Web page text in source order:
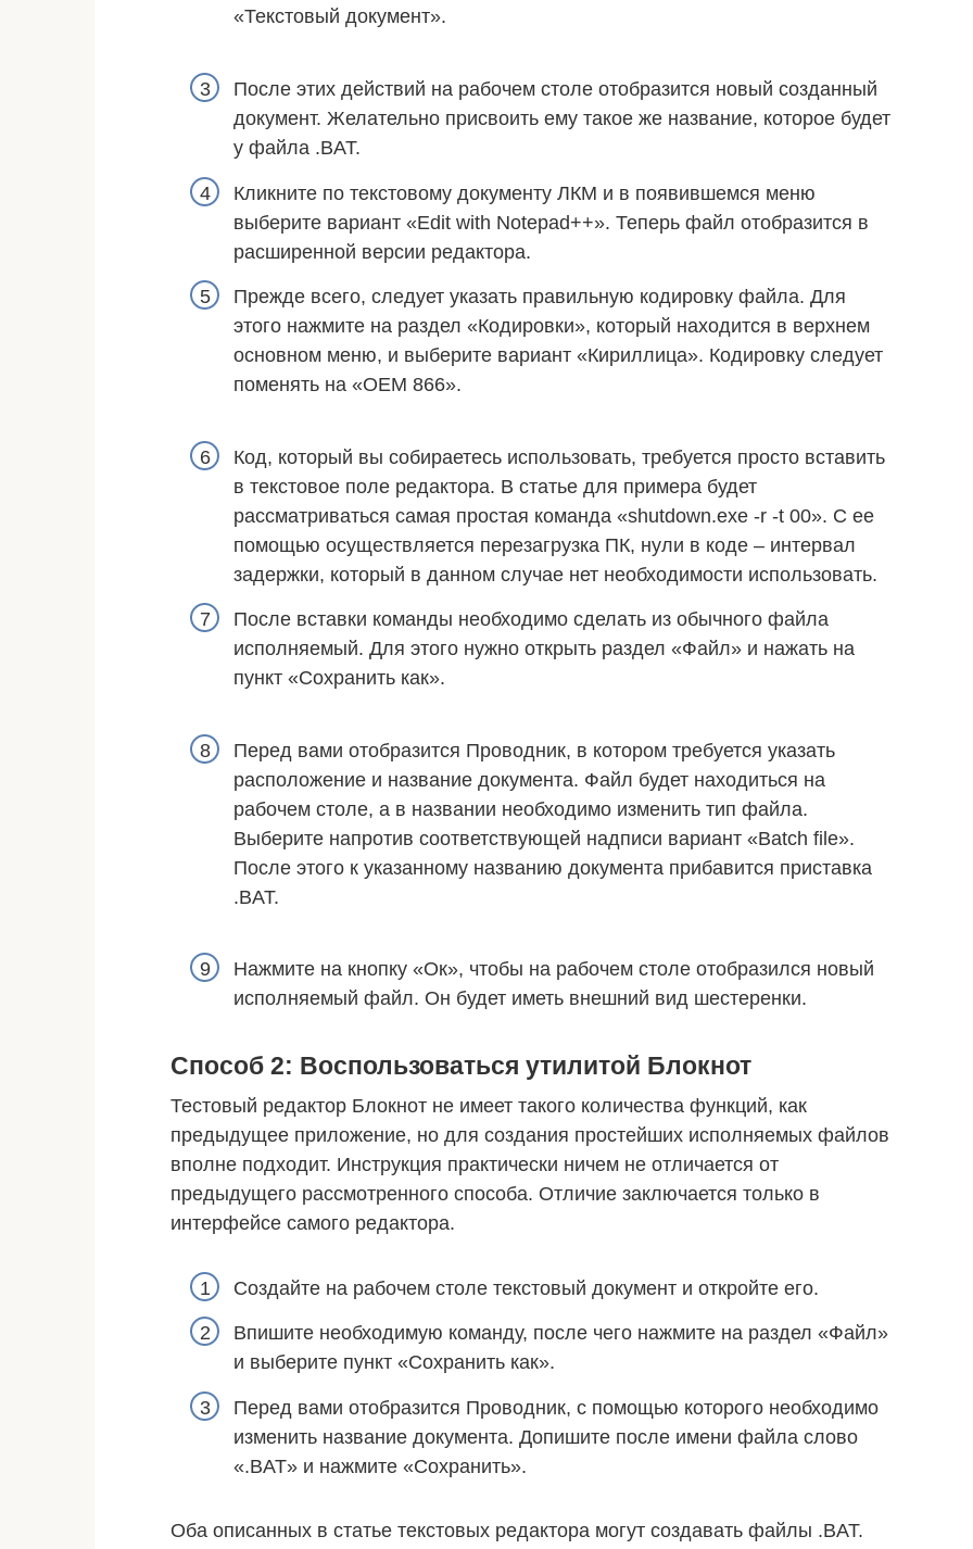
«Текстовый документ».
После этих действий на рабочем столе отобразится новый созданный
документ. Желательно присвоить ему такое же название, которое будет
у файла .BAT.
Кликните по текстовому документу ЛКМ и в появившемся меню
выберите вариант «Edit with Notepad++». Теперь файл отобразится в
расширенной версии редактора.
Прежде всего, следует указать правильную кодировку файла. Для
этого нажмите на раздел «Кодировки», который находится в верхнем
основном меню, и выберите вариант «Кириллица». Кодировку следует
поменять на «OEM 866».
Код, который вы собираетесь использовать, требуется просто вставить
в текстовое поле редактора. В статье для примера будет
рассматриваться самая простая команда «shutdown.exe -r -t 00». С ее
помощью осуществляется перезагрузка ПК, нули в коде – интервал
задержки, который в данном случае нет необходимости использовать.
После вставки команды необходимо сделать из обычного файла
исполняемый. Для этого нужно открыть раздел «Файл» и нажать на
пункт «Сохранить как».
Перед вами отобразится Проводник, в котором требуется указать
расположение и название документа. Файл будет находиться на
рабочем столе, а в названии необходимо изменить тип файла.
Выберите напротив соответствующей надписи вариант «Batch file».
После этого к указанному названию документа прибавится приставка
.BAT.
Нажмите на кнопку «Ок», чтобы на рабочем столе отобразился новый
исполняемый файл. Он будет иметь внешний вид шестеренки.
Способ 2: Воспользоваться утилитой Блокнот
Тестовый редактор Блокнот не имеет такого количества функций, как
предыдущее приложение, но для создания простейших исполняемых файлов
вполне подходит. Инструкция практически ничем не отличается от
предыдущего рассмотренного способа. Отличие заключается только в
интерфейсе самого редактора.
Создайте на рабочем столе текстовый документ и откройте его.
Впишите необходимую команду, после чего нажмите на раздел «Файл»
и выберите пункт «Сохранить как».
Перед вами отобразится Проводник, с помощью которого необходимо
изменить название документа. Допишите после имени файла слово
«.BAT» и нажмите «Сохранить».
Оба описанных в статье текстовых редактора могут создавать файлы .BAT.